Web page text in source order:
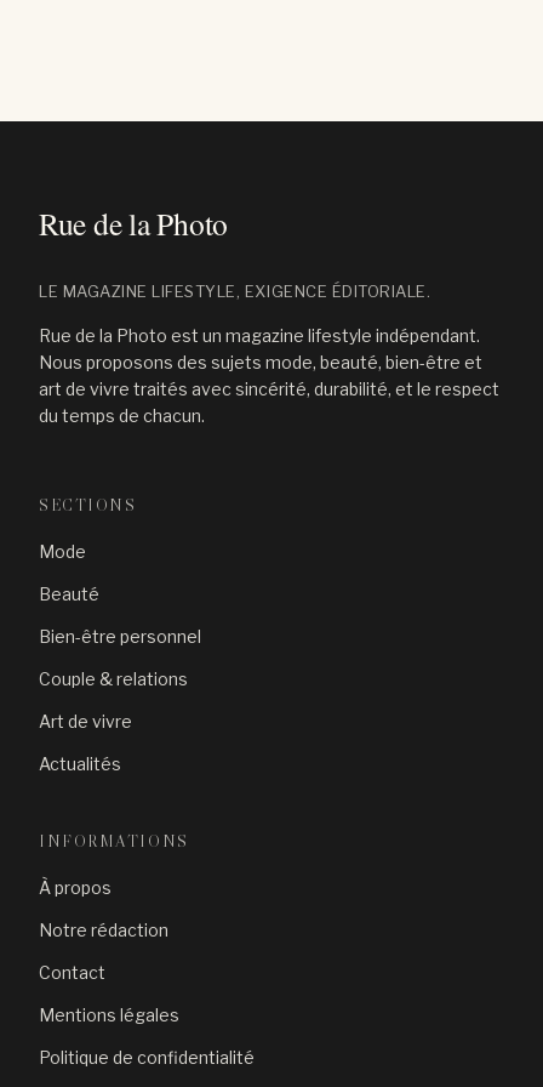
LE MAGAZINE LIFESTYLE, EXIGENCE ÉDITORIALE.
Rue de la Photo est un magazine lifestyle indépendant.
Nous proposons des sujets mode, beauté, bien-être et
art de vivre traités avec sincérité, durabilité, et le respect
du temps de chacun.
SECTIONS
Mode
Beauté
Bien-être personnel
Couple & relations
Art de vivre
Actualités
INFORMATIONS
À propos
Notre rédaction
Contact
Mentions légales
Politique de confidentialité